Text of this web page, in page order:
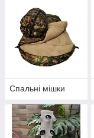
Спальні мішки